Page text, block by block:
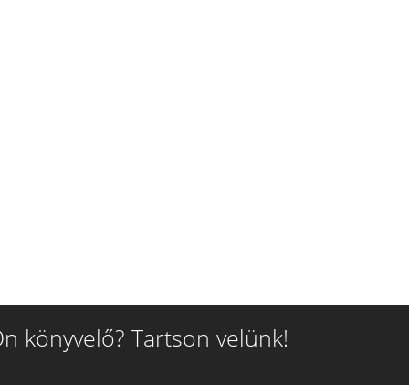
könyvelő? Tartson velünk!